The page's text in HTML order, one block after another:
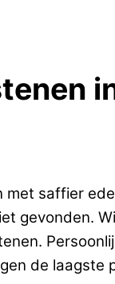
met saffier
gevonden.
de laagste